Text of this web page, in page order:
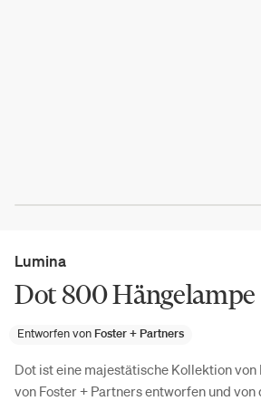
Lumina
Dot 800 Hängelampe
Entworfen von Foster + Partners
Dot ist eine majestätische Kollektion
von Foster + Partners entworfen und